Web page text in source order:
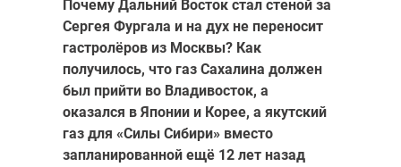
Почему Дальний Восток стал стеной за
Сергея Фургала и на дух не переносит
гастролёров из Москвы? Как
получилось, что газ Сахалина должен
был прийти во Владивосток, а
оказался в Японии и Корее, а якутский
газ для «Силы Сибири» вместо
запланированной ещё 12 лет назад